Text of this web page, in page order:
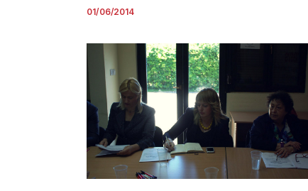
01/06/2014